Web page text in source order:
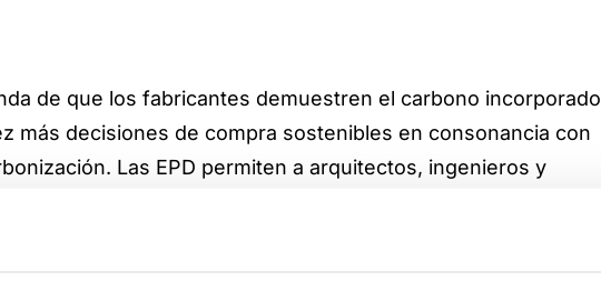
de que los fabricantes demuestren el carbono incorporado
más decisiones de compra sostenibles en consonancia con
Las EPD permiten a arquitectos, ingenieros y
a sus objetivos de sostenibilidad y facilitan una toma